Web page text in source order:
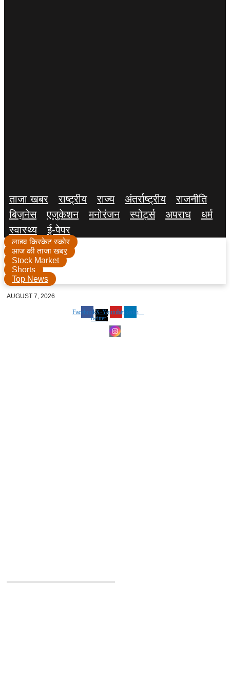
ताजा खबर राष्ट्रीय राज्य अंतर्राष्ट्रीय
राजनीति
बिज़नेस
एजुकेशन मनोरंजन स्पोर्ट्स अपराध
धर्म
स्वास्थ्य
ई-पेपर
लाइव क्रिकेट स्कोर
आज की ताजा खबर
Stock Market
Shorts
Top News
AUGUST 7, 2026
FacebookX-
twitter
YoutubeLinkedin